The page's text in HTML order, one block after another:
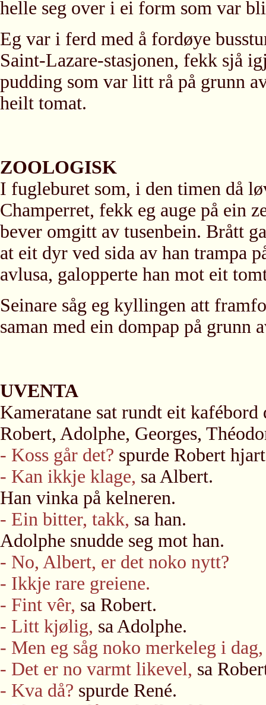
helle seg over i ei form som var
Eg var i ferd med å fordøye
Saint-Lazare-stasjonen, fekk sjå
pudding som var litt rå på grunn
heilt tomat.
ZOOLOGISK
I fugleburet som, i den timen då
Champerret, fekk eg auge på ein
bever omgitt av tusenbein. Brått
at eit dyr ved sida av han trampa
avlusa, galopperte han mot eit
Seinare såg eg kyllingen att
saman med ein dompap på grunn
UVENTA
Kameratane sat rundt eit
Robert, Adolphe, Georges,
- Koss går det? spurde Robert
- Kan ikkje klage, sa Albert.
Han vinka på kelneren.
- Ein bitter, takk, sa han.
Adolphe snudde seg mot han.
- No, Albert, er det noko nytt?
- Ikkje rare greiene.
- Fint vêr, sa Robert.
- Litt kjølig, sa Adolphe.
- Men eg såg noko merkeleg i dag,
- Det er no varmt likevel, sa
- Kva då? spurde René.